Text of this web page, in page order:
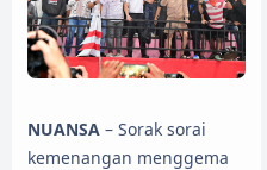
NUANSA – Sorak sorai
kemenangan menggema